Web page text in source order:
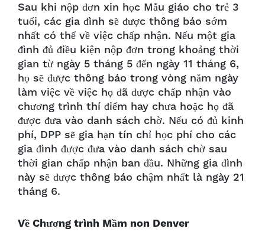
Sau khi nộp đơn xin học Mẫu giáo cho trẻ 3
tuổi, các gia đình sẽ được thông báo sớm
nhất có thể về việc chấp nhận. Nếu một gia
đình đủ điều kiện nộp đơn trong khoảng thời
gian từ ngày 5 tháng 5 đến ngày 11 tháng 6,
họ sẽ được thông báo trong vòng năm ngày
làm việc về việc họ đã được chấp nhận vào
chương trình thí điểm hay chưa hoặc họ đã
được đưa vào danh sách chờ. Nếu có đủ kinh
phí, DPP sẽ gia hạn tín chỉ học phí cho các
gia đình được đưa vào danh sách chờ sau
thời gian chấp nhận ban đầu. Những gia đình
này sẽ được thông báo chậm nhất là ngày 21
tháng 6.
Về Chương trình Mầm non Denver